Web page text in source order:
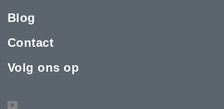
Blog
Contact
Volg ons op